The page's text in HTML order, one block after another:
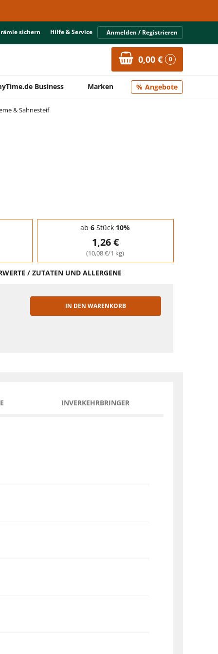
sichern Hilfe & Service Anmelden / Registrieren
0,00 € 0
Business Marken Angebote
& Sahnesteif
ab 6 Stück 10%
1,26 €
(10,08 €/1 kg)
/ ZUTATEN UND ALLERGENE
IN DEN WARENKORB
INVERKEHRBRINGER